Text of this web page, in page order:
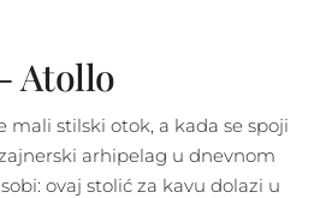
Atollo
mali stilski otok, a kada se spoji
arhipelag u dnevnom
ovaj stolić za kavu dolazi u